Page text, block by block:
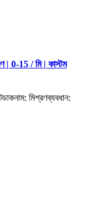
| 0-15 / মি | কাস্টম
মিশ্রণব্যবধান: